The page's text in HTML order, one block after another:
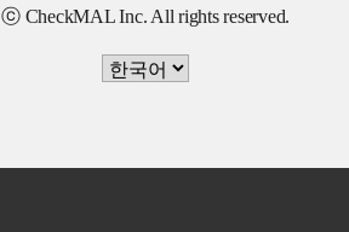
ⓒ CheckMAL Inc. All rights reserved.